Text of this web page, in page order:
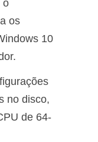
o
os
10
no disco,
de 64-